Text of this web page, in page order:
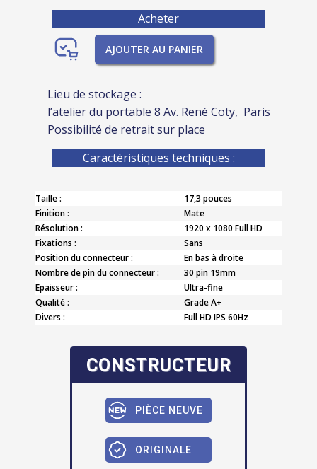
Acheter
AJOUTER AU PANIER
Lieu de stockage :
l’atelier du portable 8 Av. René Coty, Paris
Possibilité de retrait sur place
Caractèristiques techniques :
Taille :
17,3 pouces
Finition :
Mate
Résolution :
1920 x 1080 Full HD
Fixations :
Sans
Position du connecteur :
En bas à droite
Nombre de pin du connecteur :
30 pin 19mm
Epaisseur :
Ultra-fine
Qualité :
Grade A+
Divers :
Full HD IPS 60Hz
CONSTRUCTEUR
PIÈCE NEUVE
ORIGINALE